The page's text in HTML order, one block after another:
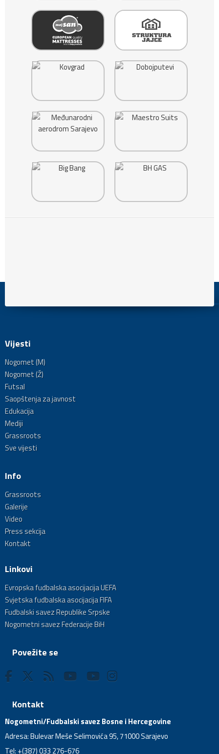
Vijesti
Nogomet (M)
Nogomet (Ž)
Futsal
Saopštenja za javnost
Edukacija
Mediji
Grassroots
Sve vijesti
Info
Grassroots
Galerije
Video
Press sekcija
Kontakt
Linkovi
Evropska fudbalska asocijacija UEFA
Svjetska fudbalska asocijacija FIFA
Fudbalski savez Republike Srpske
Nogometni savez Federacije BiH
Povežite se
Kontakt
Nogometni/Fudbalski savez Bosne i Hercegovine
Adresa: Bulevar Meše Selimovića 95, 71000 Sarajevo
Tel: +(387) 033 276-676